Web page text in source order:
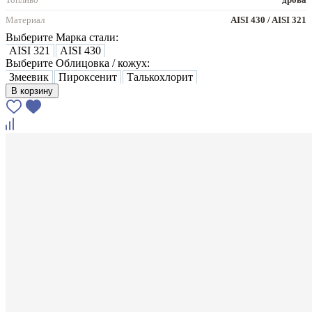
Материал
AISI 430 / AISI 321
Выберите Марка стали:
AISI 321
AISI 430
Выберите Облицовка / кожух:
Змеевик
Пироксенит Талькохлорит
В корзину